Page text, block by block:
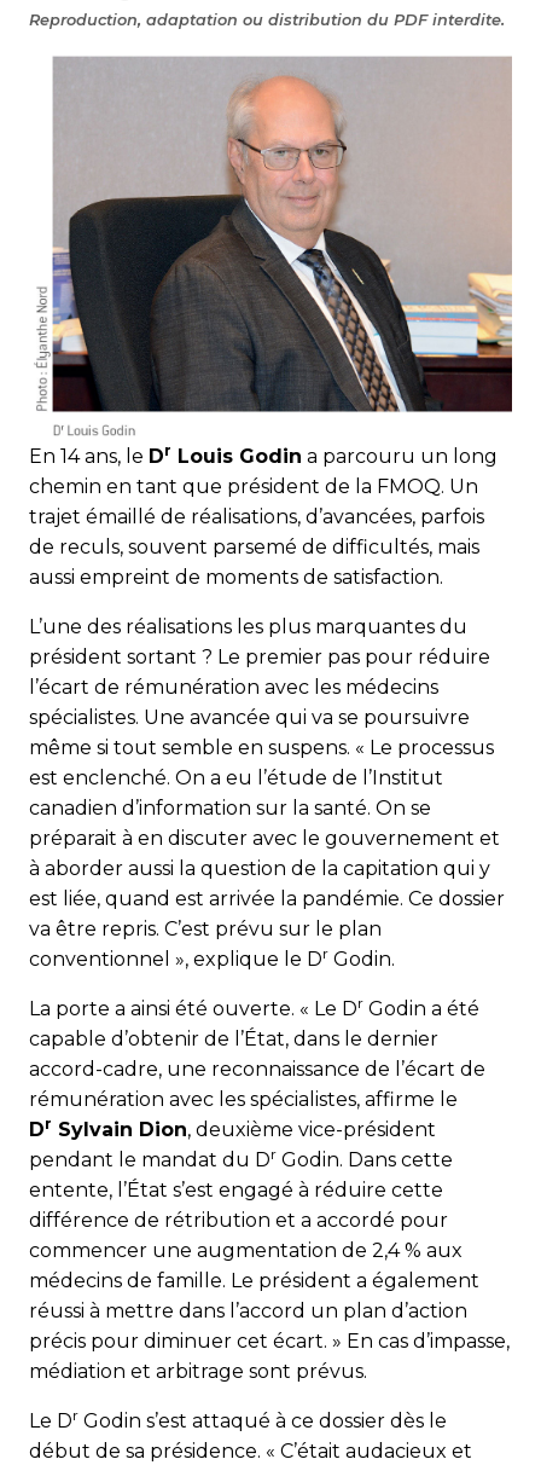
Reproduction, adaptation ou distribution du PDF interdite.
En 14 ans, le Dr Louis Godin a parcouru un long
chemin en tant que président de la FMOQ. Un
trajet émaillé de réalisations, d’avancées, parfois
de reculs, souvent parsemé de difficultés, mais
aussi empreint de moments de satisfaction.
L’une des réalisations les plus marquantes du
président sortant ? Le premier pas pour réduire
l’écart de rémunération avec les médecins
spécialistes. Une avancée qui va se poursuivre
même si tout semble en suspens. « Le processus
est enclenché. On a eu l’étude de l’Institut
canadien d’information sur la santé. On se
préparait à en discuter avec le gouvernement et
à aborder aussi la question de la capitation qui y
est liée, quand est arrivée la pandémie. Ce dossier
va être repris. C’est prévu sur le plan
conventionnel », explique le Dr Godin.
La porte a ainsi été ouverte. « Le Dr Godin a été
capable d’obtenir de l’État, dans le dernier
accord-cadre, une re­connaissance de l’écart de
rémunération avec les spécialistes, affirme le
Dr Sylvain Dion, deuxième vice-président
pendant le mandat du Dr Godin. Dans cette
entente, l’État s’est engagé à réduire cette
différence de rétribution et a accordé pour
commencer une augmentation de 2,4 % aux
médecins de famille. Le président a également
réussi à mettre dans l’accord un plan d’action
précis pour diminuer cet écart. » En cas d’impasse,
médiation et arbitrage sont prévus.
Le Dr Godin s’est attaqué à ce dossier dès le
début de sa présidence. « C’était audacieux et